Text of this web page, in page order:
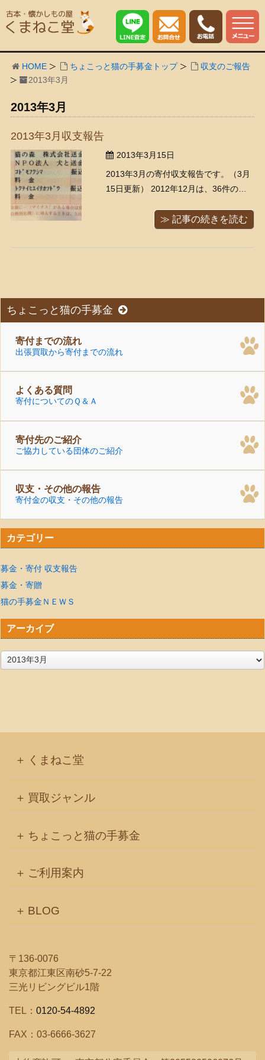
HOME ちょこっと猫の手募金トップ
収支のご報告
2013年3月
2013年3月
2013年3月収支報告
2013年3月15日
2013年3月の寄付収支報告です。（3月
15日更新） 2012年12月は、36件の出
た、 2013年1月は、30件の出張買取に
2月は、35件の出張買取にお伺いさせて
≫ 記事の続きを読む
ちょこっと猫の手募金
寄付までの流れ
出張買取から寄付までの流れ
よくある質問
寄付についてのＱ＆Ａ
寄付先のご紹介
ご協力している団体のご紹介
収支・その他の報告
寄付金の収支・その他の報告
カテゴリー
募金・寄付 収支報告
募金・寄贈
猫の手募金ＮＥＷＳ
アーカイブ
ア
ー
くまねこ堂
買取ジャンル
ちょこっと猫の手募金
ご利用案内
BLOG
〒136-0076
東京都江東区南砂5-7-22
三光リビングビル1階
TEL： 0120-54-4892
FAX：03-6666-3627